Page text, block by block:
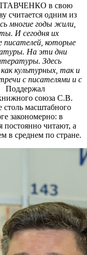
в свою
считается одним из
многие годы жили,
И сегодня их
писателей, которые
На эти дни
Здесь
культурных, так и
с писателями и с
Поддержал
союза С.В.
масштабного
закономерно: в
постоянно читают, а
в среднем по стране.